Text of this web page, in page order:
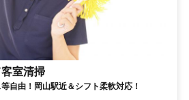
室清掃
自由！岡山駅近＆シフト柔軟対応！